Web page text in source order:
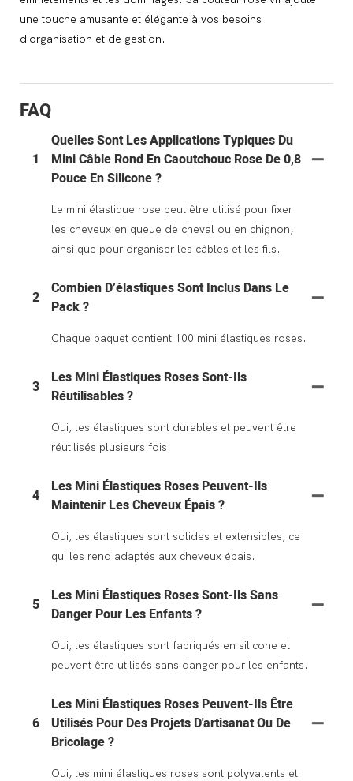
une touche amusante et élégante à vos besoins
d'organisation et de gestion.
FAQ
1
Quelles Sont Les Applications Typiques Du
Mini Câble Rond En Caoutchouc Rose De 0,8
Pouce En Silicone ?
Le mini élastique rose peut être utilisé pour fixer
les cheveux en queue de cheval ou en chignon,
ainsi que pour organiser les câbles et les fils.
2
Combien D’élastiques Sont Inclus Dans Le
Pack ?
Chaque paquet contient 100 mini élastiques roses.
3
Les Mini Élastiques Roses Sont-Ils
Réutilisables ?
Oui, les élastiques sont durables et peuvent être
réutilisés plusieurs fois.
4
Les Mini Élastiques Roses Peuvent-Ils
Maintenir Les Cheveux Épais ?
Oui, les élastiques sont solides et extensibles, ce
qui les rend adaptés aux cheveux épais.
5
Les Mini Élastiques Roses Sont-Ils Sans
Danger Pour Les Enfants ?
Oui, les élastiques sont fabriqués en silicone et
peuvent être utilisés sans danger pour les enfants.
6
Les Mini Élastiques Roses Peuvent-Ils Être
Utilisés Pour Des Projets D'artisanat Ou De
Bricolage ?
Oui, les mini élastiques roses sont polyvalents et